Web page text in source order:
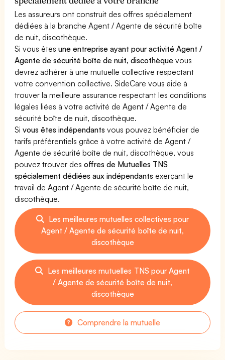
Les assureurs ont construit des offres spécialement
dédiées à la branche Agent / Agente de sécurité boîte
de nuit, discothèque.
Si vous êtesune entreprise ayant pour activité Agent /
Agente de sécurité boîte de nuit, discothèque vous
devrez adhérer à une mutuelle collective respectant
votre convention collective. SideCare vous aide à
trouver la meilleure assurance respectant les conditions
légales liées à votre activité de Agent / Agente de
sécurité boîte de nuit, discothèque.
Sivous êtes indépendants vous pouvez bénéficier de
tarifs préférentiels grâce à votre activité de Agent /
Agente de sécurité boîte de nuit, discothèque, vous
pouvez trouver desoffres de Mutuelles TNS
spécialement dédiées aux indépendants exerçant le
travail de Agent / Agente de sécurité boîte de nuit,
discothèque.
Les meilleures mutuelles collectives pour
Agent / Agente de sécurité boîte de nuit,
discothèque
Les meilleures mutuelles TNS pour Agent
/ Agente de sécurité boîte de nuit,
discothèque
Comprendre la mutuelle